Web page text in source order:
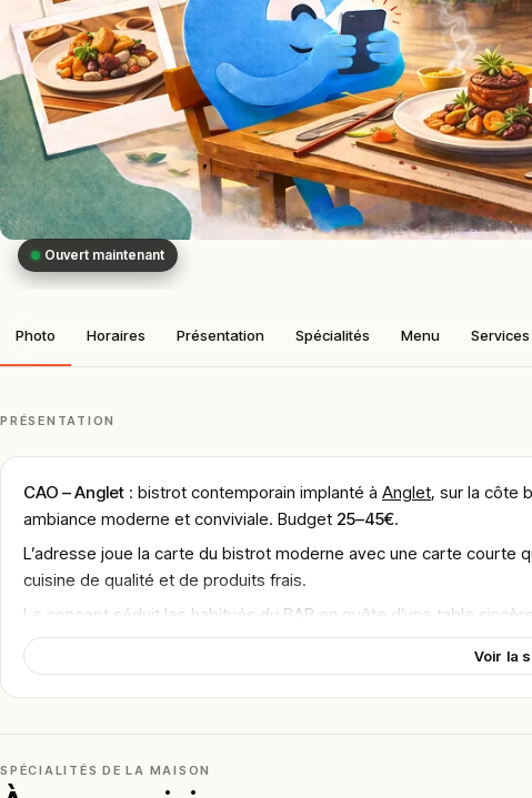
Ouvert maintenant
Photo Horaires Présentation Spécialités Menu Services
PRÉSENTATION
CAO – Anglet : bistrot contemporain implanté à Anglet, sur la côte
ambiance moderne et conviviale. Budget 25–45€.
L’adresse joue la carte du bistrot moderne avec une carte courte
cuisine de qualité et de produits frais.
Le concept séduit les habitués du BAB en quête d’une table
dans son territoire.
CAO s’inscrit dans la mouvance des nouvelles tables
fraîcheur et le travail des bons produits.
L’adresse exacte est 13 Rue Paul Courbin, 64600 Anglet
Voir la
SPÉCIALITÉS DE LA MAISON